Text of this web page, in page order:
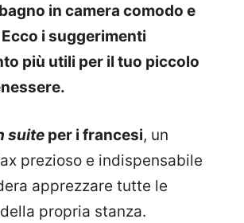
in camera comodo e
i suggerimenti
più utili per il tuo piccolo
suite per i francesi, un
prezioso e indispensabile
apprezzare tutte le
propria stanza.